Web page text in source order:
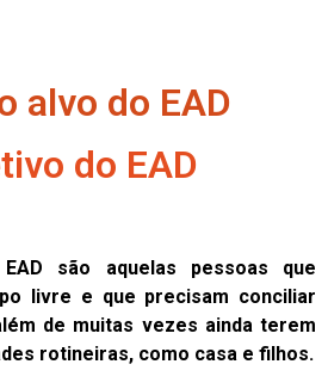
alvo do EAD
do EAD
são aquelas pessoas que
livre e que precisam conciliar
de muitas vezes ainda terem
rotineiras, como casa e filhos.